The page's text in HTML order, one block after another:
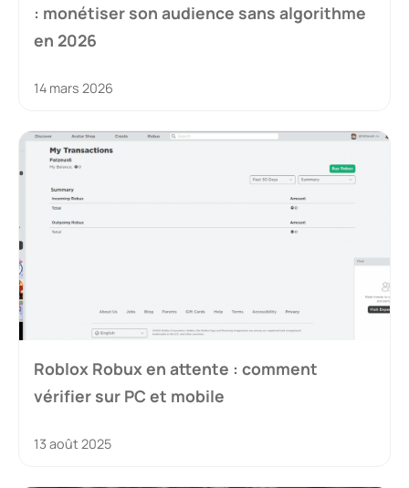
: monétiser son audience sans algorithme
en 2026
14 mars 2026
Roblox Robux en attente : comment
vérifier sur PC et mobile
13 août 2025